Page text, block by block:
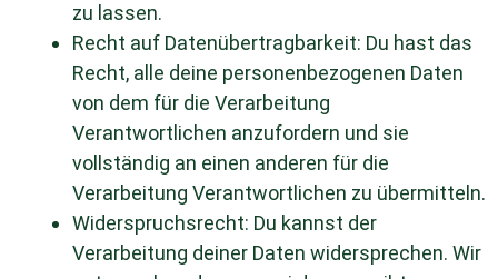
zu lassen.
Recht auf Datenübertragbarkeit: Du hast das
Recht, alle deine personenbezogenen Daten
von dem für die Verarbeitung
Verantwortlichen anzufordern und sie
vollständig an einen anderen für die
Verarbeitung Verantwortlichen zu übermitteln.
Widerspruchsrecht: Du kannst der
Verarbeitung deiner Daten widersprechen. Wir